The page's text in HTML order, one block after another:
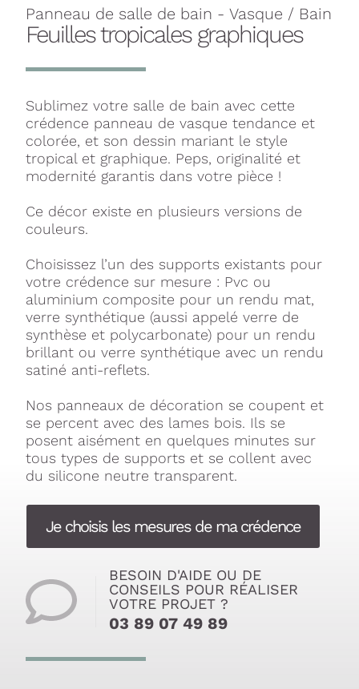
Panneau de salle de bain - Vasque / Bain
Feuilles tropicales graphiques
Sublimez votre salle de bain avec cette
crédence panneau de vasque tendance et
colorée, et son dessin mariant le style
tropical et graphique. Peps, originalité et
modernité garantis dans votre pièce !
Ce décor existe en plusieurs versions de
couleurs.
Choisissez l’un des supports existants pour
votre crédence sur mesure : Pvc ou
aluminium composite pour un rendu mat,
verre synthétique (aussi appelé verre de
synthèse et polycarbonate) pour un rendu
brillant ou verre synthétique avec un rendu
satiné anti-reflets.
Nos panneaux de décoration se coupent et
se percent avec des lames bois. Ils se
posent aisément en quelques minutes sur
tous types de supports et se collent avec
du silicone neutre transparent.
Je choisis les mesures de ma crédence
BESOIN D'AIDE OU DE
CONSEILS POUR RÉALISER
VOTRE PROJET ?
03 89 07 49 89